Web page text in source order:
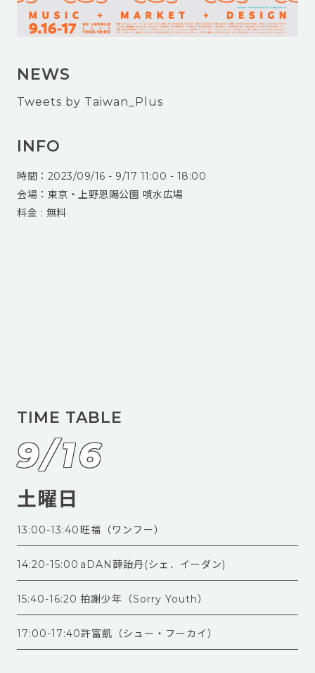
NEWS
Tweets by Taiwan_Plus
INFO
時間：2023/09/16 - 9/17 11:00 - 18:00
会場：東京・上野恩賜公園 噴水広場
料金 : 無料
TIME TABLE
9/16
土曜日
13:00-13:40旺福（ワンフー）
14:20-15:00 aDAN薛詒丹(シェ．イーダン)
15:40-16:20 拍謝少年（Sorry Youth）
17:00-17:40許富凱（シュー・フーカイ）